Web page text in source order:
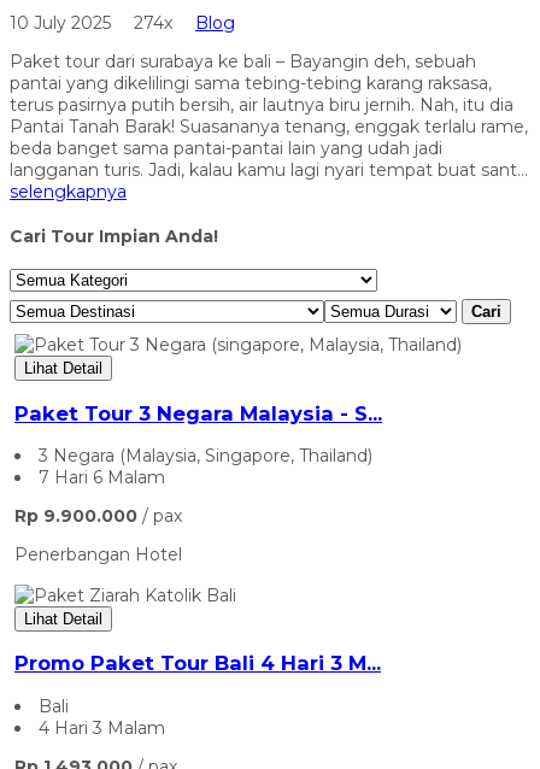
10 July 2025 274x
Blog
Paket tour dari surabaya ke bali – Bayangin deh, sebuah
pantai yang dikelilingi sama tebing-tebing karang raksasa,
terus pasirnya putih bersih, air lautnya biru jernih. Nah, itu dia
Pantai Tanah Barak! Suasananya tenang, enggak terlalu rame,
beda banget sama pantai-pantai lain yang udah jadi
langganan turis. Jadi, kalau kamu lagi nyari tempat buat sant...
selengkapnya
Cari Tour Impian Anda!
Cari